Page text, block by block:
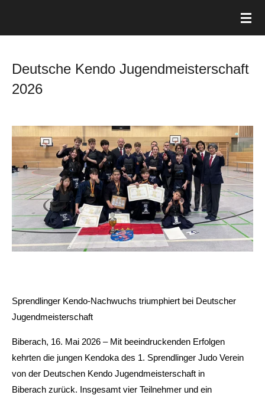
Deutsche Kendo Jugendmeisterschaft
2026
Sprendlinger Kendo-Nachwuchs triumphiert bei Deutscher
Jugendmeisterschaft
Biberach, 16. Mai 2026 – Mit beeindruckenden Erfolgen
kehrten die jungen Kendoka des 1. Sprendlinger Judo Verein
von der Deutschen Kendo Jugendmeisterschaft in
Biberach zurück. Insgesamt vier Teilnehmer und ein